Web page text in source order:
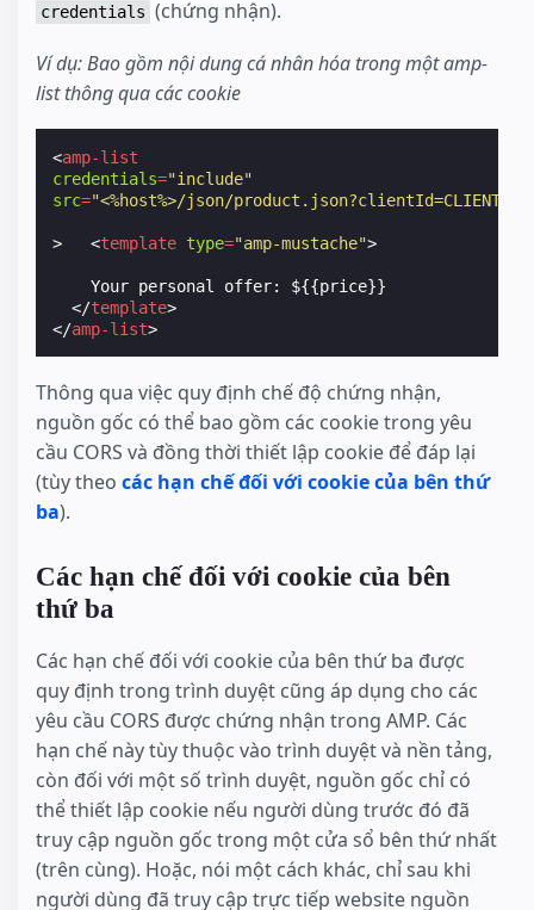
credentials (chứng nhận).
Ví dụ: Bao gồm nội dung cá nhân hóa trong một amp-
list thông qua các cookie
<amp-list
credentials="include"
src="<%host%>/json/
> <template type="amp-mustache">
    Your personal offer: ${{price}}
</template>
</amp-list>
Thông qua việc quy định chế độ chứng nhận,
nguồn gốc có thể bao gồm các cookie trong yêu
cầu CORS và đồng thời thiết lập cookie để đáp lại
(tùy theo các hạn chế đối với cookie của bên thứ
ba).
Các hạn chế đối với cookie của bên
thứ ba
Các hạn chế đối với cookie của bên thứ ba được
quy định trong trình duyệt cũng áp dụng cho các
yêu cầu CORS được chứng nhận trong AMP. Các
hạn chế này tùy thuộc vào trình duyệt và nền tảng,
còn đối với một số trình duyệt, nguồn gốc chỉ có
thể thiết lập cookie nếu người dùng trước đó đã
truy cập nguồn gốc trong một cửa sổ bên thứ nhất
(trên cùng). Hoặc, nói một cách khác, chỉ sau khi
người dùng đã truy cập trực tiếp website nguồn